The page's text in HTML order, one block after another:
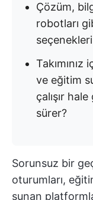
Çözüm,
robotları
ve eğitim
çalışır
sürer?
Sorunsuz bir
oturumları,
sunan